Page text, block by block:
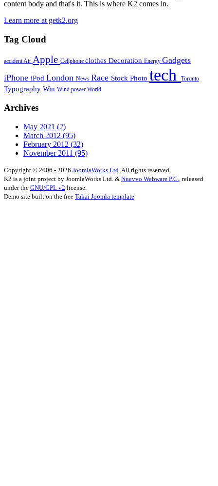
content body and that's it. This is where K2 comes in.
Learn more at getk2.org
Tag Cloud
accidentAir Apple Cellphone clothes Decoration Energy Gadgets
iPhone iPod London News Race Stock Photo tech Toronto
Typography Win Wind power World
Archives
May 2021 (2)
March 2012 (95)
February 2012 (32)
November 2011 (95)
Copyright © 2006 - 2026 JoomlaWorks Ltd. All rights reserved.
K2 is a joint project by JoomlaWorks Ltd. & Nuevvo Webware P.C.
, released
under the GNU/GPL v2 license.
Demo site built on the free Takai Joomla template